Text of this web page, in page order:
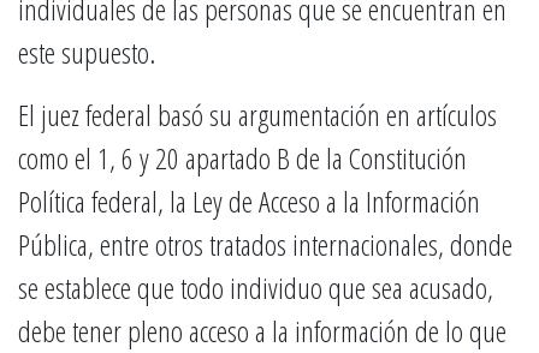
individuales de las personas que se encuentran en
este supuesto.
El juez federal basó su argumentación en artículos
como el 1, 6 y 20 apartado B de la Constitución
Política federal, la Ley de Acceso a la Información
Pública, entre otros tratados internacionales, donde
se establece que todo individuo que sea acusado,
debe tener pleno acceso a la información de lo que